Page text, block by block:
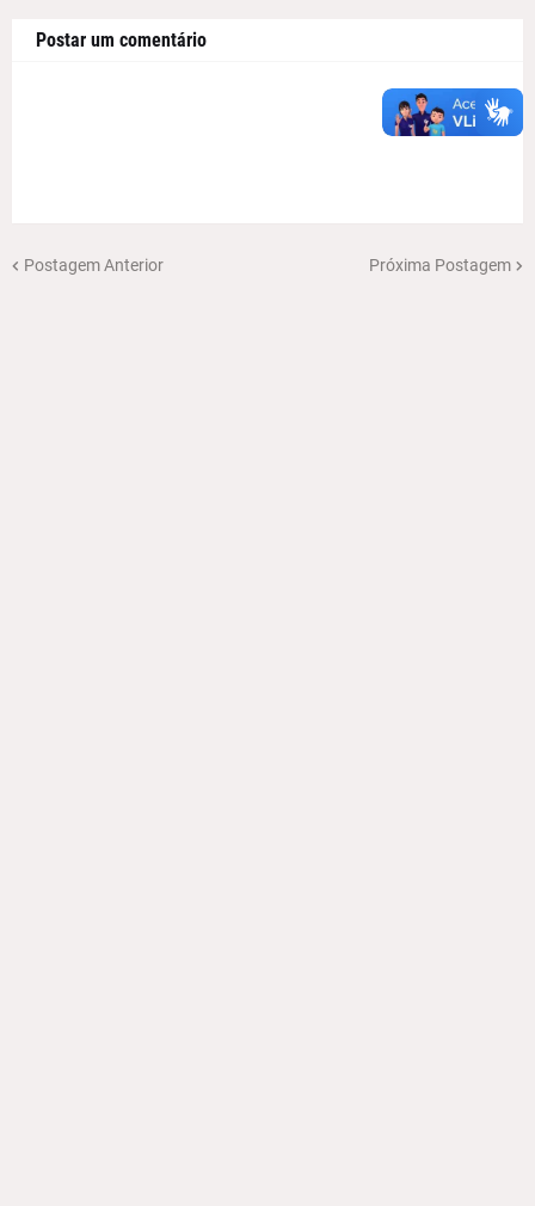
Postar um comentário
Postagem Anterior Próxima Postagem